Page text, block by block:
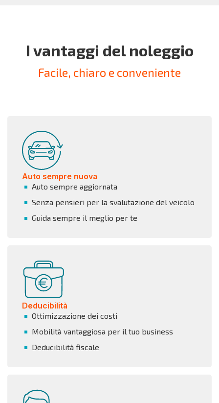
I vantaggi del noleggio
Facile, chiaro e conveniente
Auto sempre nuova
Auto sempre aggiornata
Senza pensieri per la svalutazione del veicolo
Guida sempre il meglio per te
Deducibilità
Ottimizzazione dei costi
Mobilità vantaggiosa per il tuo business
Deducibilità fiscale